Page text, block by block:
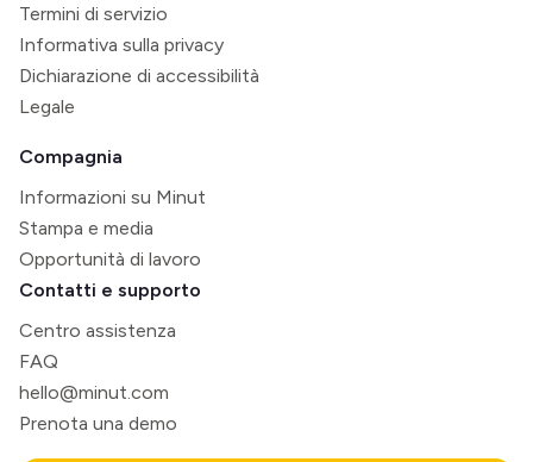
Termini di servizio
Informativa sulla privacy
Dichiarazione di accessibilità
Legale
Compagnia
Informazioni su Minut
Stampa e media
Opportunità di lavoro
Contatti e supporto
Centro assistenza
FAQ
hello@minut.com
Prenota una demo